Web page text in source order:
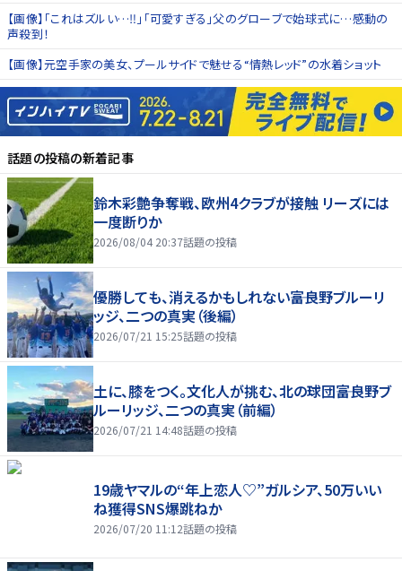
【画像】「これはズルい…‼」「可愛すぎる」父のグローブで始球式に…感動の
声殺到！
【画像】元空手家の美女、プールサイドで魅せる“情熱レッド”の水着ショット
話題の投稿の新着記事
鈴木彩艶争奪戦、欧州4クラブが接触 リーズには
一度断りか
2026/08/04 20:37話題の投稿
優勝しても、消えるかもしれない――富良野ブルーリ
ッジ、二つの真実（後編）
2026/07/21 15:25話題の投稿
土に、膝をつく。文化人が挑む、北の球団――富良野ブ
ルーリッジ、二つの真実（前編）
2026/07/21 14:48話題の投稿
19歳ヤマルの“年上恋人♡”ガルシア、50万いい
ね獲得SNS爆跳ねか
2026/07/20 11:12話題の投稿